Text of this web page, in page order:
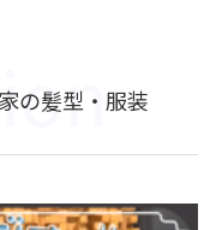
の髪型・服装